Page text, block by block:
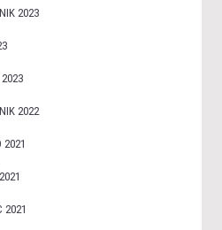
2023
2023
2022
2021
2021